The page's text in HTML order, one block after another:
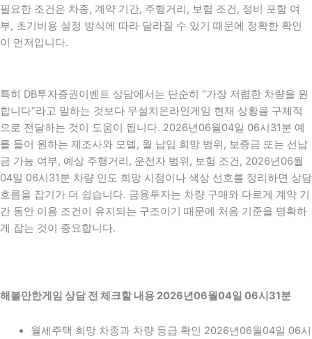
필요한 조건은 차종, 계약 기간, 주행거리, 보험 조건, 정비 포함 여
부, 초기비용 설정 방식에 따라 달라질 수 있기 때문에 정확한 확인
이 먼저입니다.
특히 DB투자증권이벤트 상담에서는 단순히 “가장 저렴한 차량을 원
합니다”라고 말하는 것보다 무설치온라인게임 현재 상황을 구체적
으로 전달하는 것이 도움이 됩니다. 2026년06월04일 06시31분 예
를 들어 원하는 제조사와 모델, 월 납입 희망 범위, 보증금 또는 선납
금 가능 여부, 예상 주행거리, 운전자 범위, 보험 조건, 2026년06월
04일 06시31분 차량 인도 희망 시점이나 색상 선호를 정리하면 상담
흐름을 잡기가 더 쉽습니다. 금융투자는 차량 구매와 다르게 계약 기
간 동안 이용 조건이 유지되는 구조이기 때문에 처음 기준을 명확하
게 잡는 것이 중요합니다.
해볼만한게임 상담 전 체크할 내용 2026년06월04일 06시31분
월세주택 희망 차종과 차량 등급 확인 2026년06월04일 06시